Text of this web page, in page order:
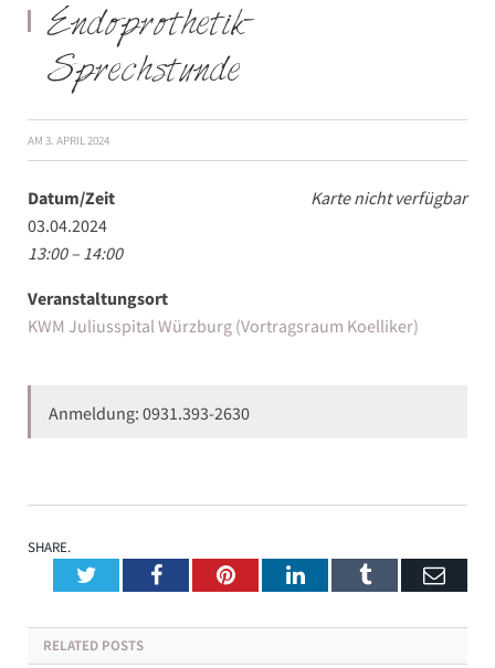
Endoprothetik-
Sprechstunde
AM 3. APRIL 2024
Karte nicht verfügbar
Datum/Zeit
03.04.2024
13:00 – 14:00
Veranstaltungsort
KWM Juliusspital Würzburg (Vortragsraum Koelliker)
Anmeldung: 0931.393-2630
SHARE.
TwitterFacebookPinterestLinkedInTumblr
RELATED POSTS